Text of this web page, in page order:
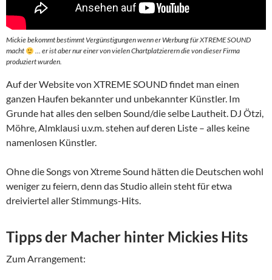
Mickie bekommt bestimmt Vergünstigungen wenn er Werbung für XTREME SOUND
macht
… er ist aber nur einer von vielen Chartplatzierern die von dieser Firma
produziert wurden.
Auf der Website von XTREME SOUND findet man einen
ganzen Haufen bekannter und unbekannter Künstler. Im
Grunde hat alles den selben Sound/die selbe Lautheit. DJ Ötzi,
Möhre, Almklausi u.v.m. stehen auf deren Liste – alles keine
namenlosen Künstler.
Ohne die Songs von Xtreme Sound hätten die Deutschen wohl
weniger zu feiern, denn das Studio allein steht für etwa
dreiviertel aller Stimmungs-Hits.
Tipps der Macher hinter Mickies Hits
Zum Arrangement: